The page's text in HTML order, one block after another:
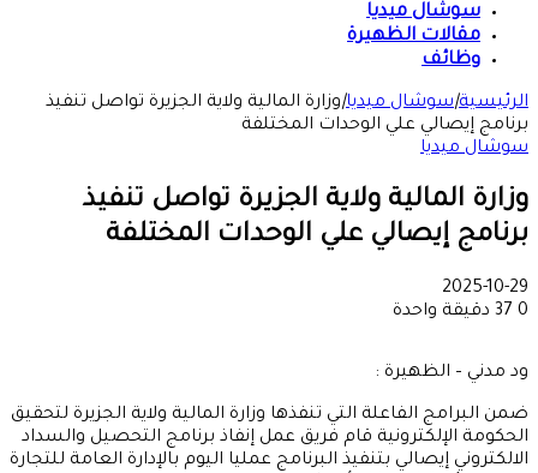
سوشال ميديا
مقالات الظهيرة
وظائف
الرئيسية|سوشال ميديا|وزارة المالية ولاية الجزيرة تواصل تنفيذ
برنامج إيصالي علي الوحدات المختلفة
سوشال ميديا
وزارة المالية ولاية الجزيرة تواصل تنفيذ
برنامج إيصالي علي الوحدات المختلفة
2025-10-29
0
دقيقة واحدة
ود مدني – الظهيرة :
ضمن البرامج الفاعلة التي تنفذها وزارة المالية ولاية الجزيرة لتحقيق
الحكومة الإلكترونية قام فريق عمل إنفاذ برنامج التحصيل والسداد
الالكتروني إيصالي بتنفيذ البرنامج عمليا اليوم بالإدارة العامة للتجارة